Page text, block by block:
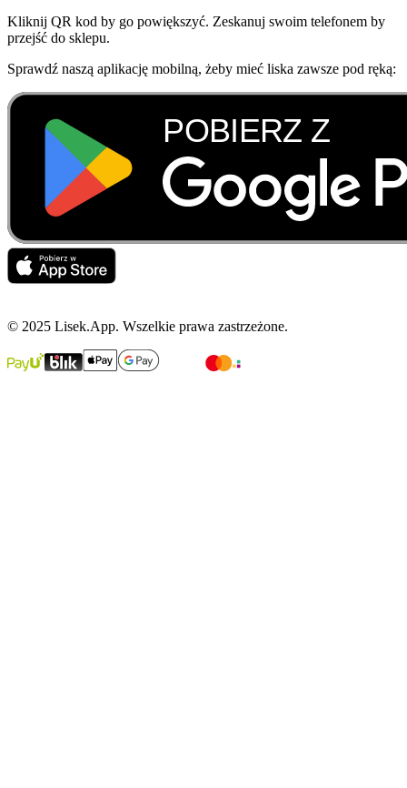
Kliknij QR kod by go powiększyć. Zeskanuj swoim telefonem by
przejść do sklepu.
Sprawdź naszą aplikację mobilną, żeby mieć liska zawsze pod ręką:
© 2025 Lisek.App. Wszelkie prawa zastrzeżone.